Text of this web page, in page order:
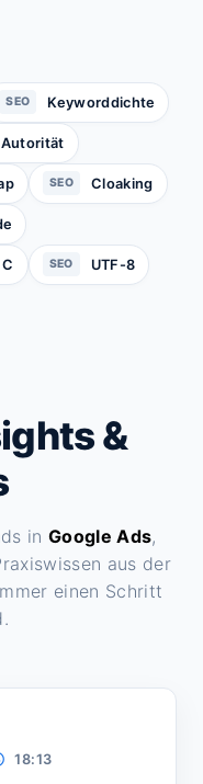
SEO Keyworddichte
Autorität
SEO Cloaking
SEO UTF-8
&
inGoogle Ads,
aus der
einen Schritt
18:13